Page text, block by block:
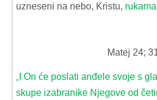
uzneseni na nebo, Kristu,
Matej 24;
I On će poslati anđele svoje s
skupe izabranike Njegove od